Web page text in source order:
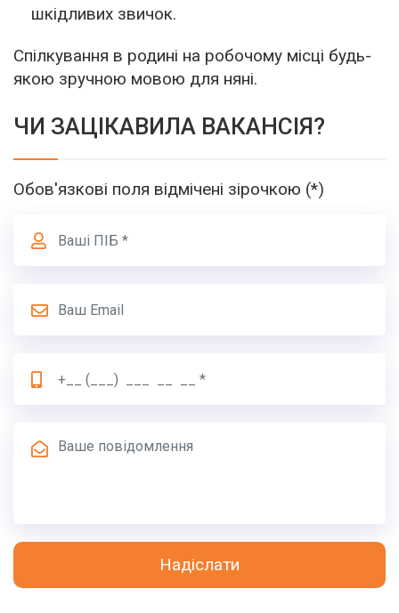
шкідливих звичок.
Спілкування в родині на робочому місці будь-
якою зручною мовою для няні.
ЧИ ЗАЦІКАВИЛА ВАКАНСІЯ?
Обов'язкові поля відмічені зірочкою (*)
Надіслати